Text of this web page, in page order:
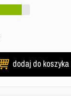
dodaj do koszyka